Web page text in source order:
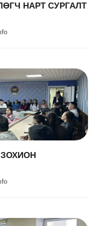
НАРТ СУРГАЛТ